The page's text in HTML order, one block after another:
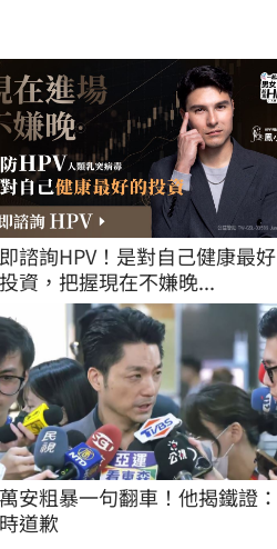
諮詢HPV！是對自己健康最好
資，把握現在不嫌晚...
安粗暴一句翻車！他揭鐵證：
道歉